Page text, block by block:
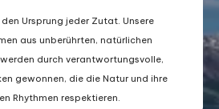
Ursprung jeder Zutat. Unsere
aus unberührten, natürlichen
durch verantwortungsvolle,
gewonnen, die die Natur und ihre
Rhythmen respektieren.